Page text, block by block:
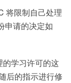
将限制自己处理
申请的决定如
学习许可的这
后的指示进行修